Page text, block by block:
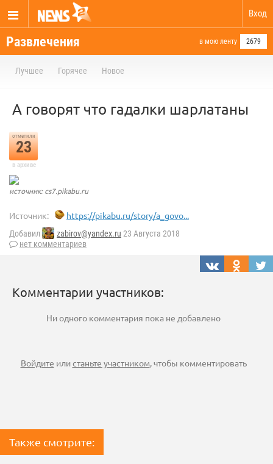
Вход
Развлечения в мою ленту 2679
Лучшее Горячее Новое
А говорят что гадалки шарлатаны
отметили
23
в архиве
источник: cs7.pikabu.ru
Источник: https://pikabu.ru/story/a_govo...
Добавил zabirov@yandex.ru 23 Августа 2018
нет комментариев
Комментарии участников:
Ни одного комментария пока не добавлено
Войдите илистаньте участником, чтобы комментировать
Также смотрите: